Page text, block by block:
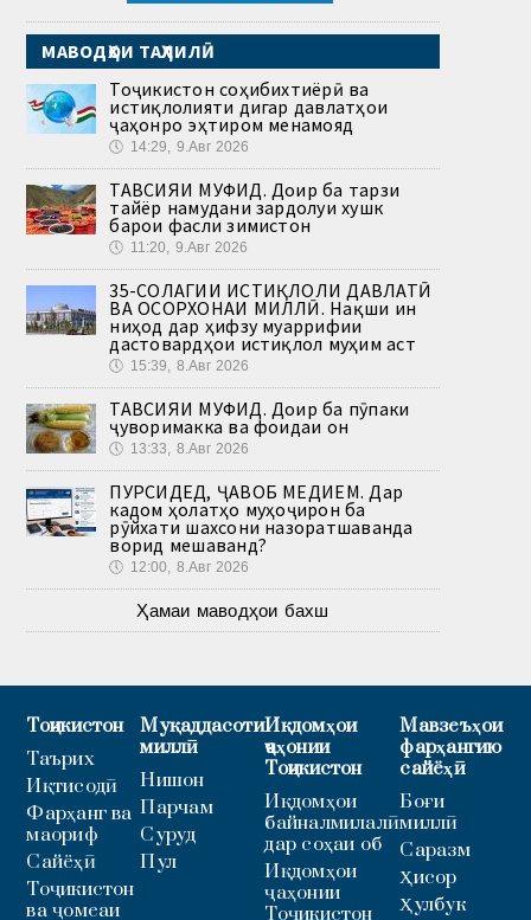
МАВОДҲОИ ТАҲЛИЛӢ
Тоҷикистон соҳибихтиёрӣ ва
истиқлолияти дигар давлатҳои
ҷаҳонро эҳтиром менамояд
🕔 14:29, 9.Авг 2026
ТАВСИЯИ МУФИД. Доир ба тарзи
тайёр намудани зардолуи хушк
барои фасли зимистон
🕔 11:20, 9.Авг 2026
35-СОЛАГИИ ИСТИҚЛОЛИ ДАВЛАТӢ
ВА ОСОРХОНАИ МИЛЛӢ. Нақши ин
ниҳод дар ҳифзу муаррифии
дастовардҳои истиқлол муҳим аст
🕔 15:39, 8.Авг 2026
ТАВСИЯИ МУФИД. Доир ба пӯпаки
ҷуворимакка ва фоидаи он
🕔 13:33, 8.Авг 2026
ПУРСИДЕД, ҶАВОБ МЕДИҲЕМ. Дар
кадом ҳолатҳо муҳоҷирон ба
рӯйхати шахсони назоратшаванда
ворид мешаванд?
🕔 12:00, 8.Авг 2026
Ҳамаи маводҳои бахш
Тоҷикистон
Таърих
Иқтисодӣ
Фарҳанг ва
маориф
Сайёҳӣ
Тоҷикистон
ва ҷомеаи
Муқаддасоти
миллӣ
Нишон
Парчам
Суруд
Пул
Иқдомҳои
ҷаҳонии
Тоҷикистон
Иқдомҳои
байналмилалӣ
дар соҳаи об
Иқдомҳои
ҷаҳонии
Тоҷикистон
Мавзеъҳои
фарҳангию
сайёҳӣ
Боғи
миллӣ
Саразм
Ҳисор
Ҳулбук